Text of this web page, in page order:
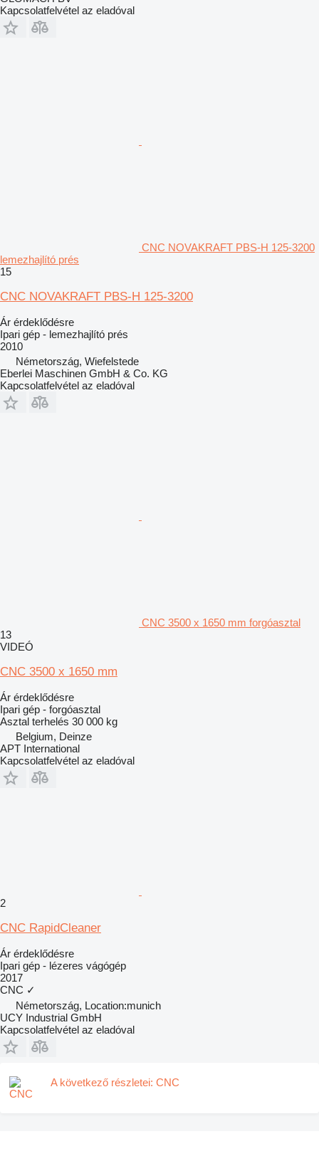
Kapcsolatfelvétel az eladóval
CNC NOVAKRAFT PBS-H 125-3200
lemezhajlító prés
15
CNC NOVAKRAFT PBS-H 125-3200
Ár érdeklődésre
Ipari gép - lemezhajlító prés
2010
Németország, Wiefelstede
Eberlei Maschinen GmbH & Co. KG
Kapcsolatfelvétel az eladóval
CNC 3500 x 1650 mm forgóasztal
13
VIDEÓ
CNC 3500 x 1650 mm
Ár érdeklődésre
Ipari gép - forgóasztal
Asztal terhelés 30 000 kg
Belgium, Deinze
APT International
Kapcsolatfelvétel az eladóval
2
CNC RapidCleaner
Ár érdeklődésre
Ipari gép - lézeres vágógép
2017
CNC ✓
Németország, Location:munich
UCY Industrial GmbH
Kapcsolatfelvétel az eladóval
A következő részletei: CNC